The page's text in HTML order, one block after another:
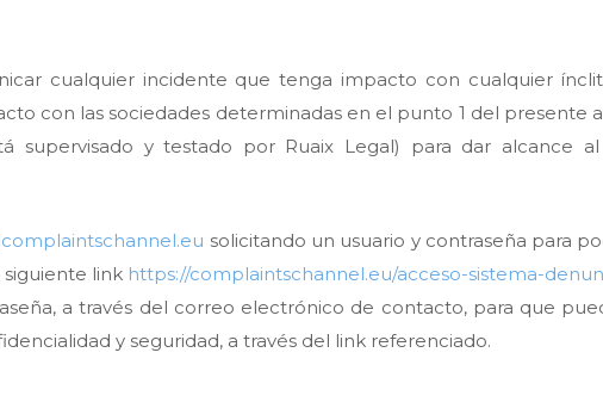
cualquier incidente que tenga impacto con cualquier
con las sociedades determinadas en el punto 1 del presente
supervisado y testado por Ruaix Legal) para dar alcance al
solicitando un usuario y contraseña para
link https://complaintschannel.eu/acceso-sistema-
a través del correo electrónico de contacto, para que
y seguridad, a través del link referenciado.